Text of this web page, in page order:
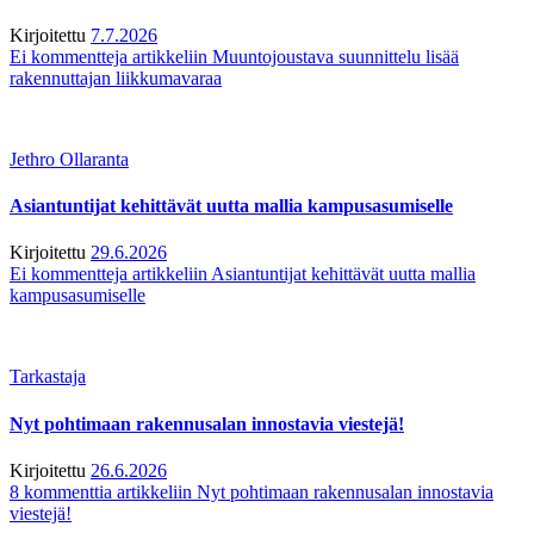
Kirjoitettu 7.7.2026
Ei kommentteja artikkeliin Muuntojoustava suunnittelu lisää
rakennuttajan liikkumavaraa
Jethro Ollaranta
Asiantuntijat kehittävät uutta mallia kampusasumiselle
Kirjoitettu 29.6.2026
Ei kommentteja artikkeliin Asiantuntijat kehittävät uutta mallia
kampusasumiselle
Tarkastaja
Nyt pohtimaan rakennusalan innostavia viestejä!
Kirjoitettu 26.6.2026
8 kommenttia artikkeliin Nyt pohtimaan rakennusalan innostavia
viestejä!